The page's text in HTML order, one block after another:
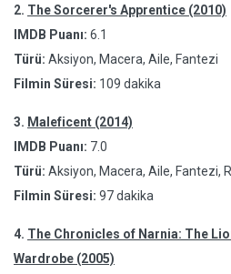
2. The Sorcerer's Apprentice (2010)
IMDB Puanı: 6.1
Türü: Aksiyon, Macera, Aile, Fantezi
Filmin Süresi: 109 dakika
3. Maleficent (2014)
IMDB Puanı: 7.0
Türü: Aksiyon, Macera, Aile, Fantezi,
Filmin Süresi: 97 dakika
4. The Chronicles of Narnia: The
Wardrobe (2005)